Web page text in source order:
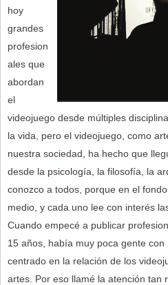
hoy
grandes
profesion
ales que
abordan
el
videojuego desde múltiples
la vida, pero el videojuego, como
nuestra sociedad, ha hecho que
desde la psicología, la filosofía, la
conozco a todos, porque en el
medio, y cada uno lee con interés
Cuando empecé a publicar
15 años, había muy poca gente con
centrado en la relación de los
artes. Por eso llamé la atención tan